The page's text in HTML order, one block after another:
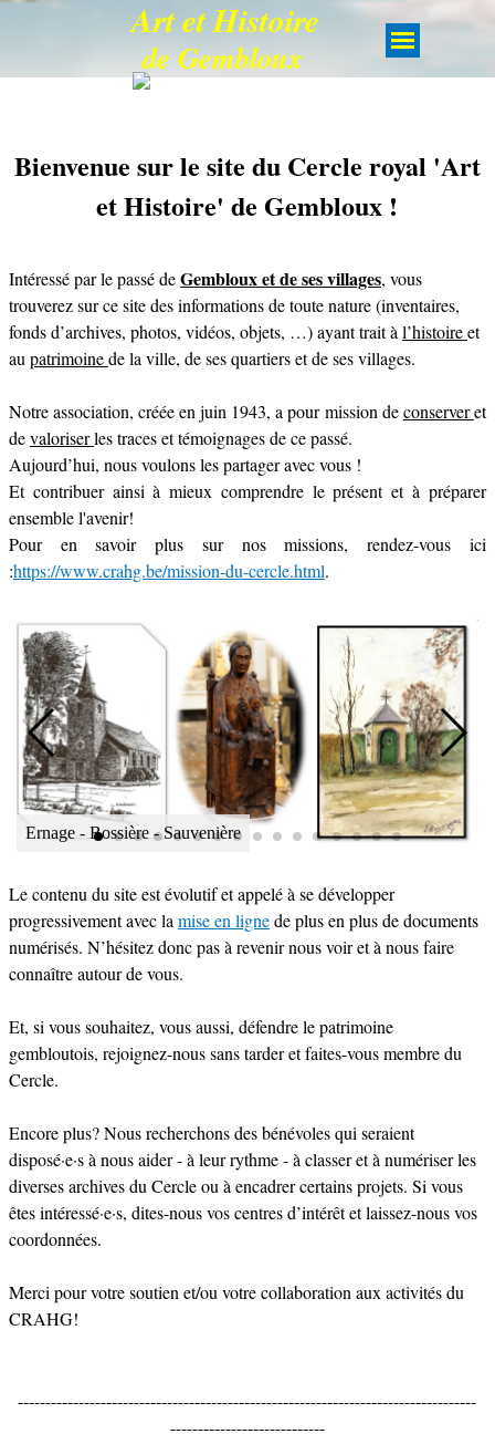
Art et Histoire
de Gembloux
Bienvenue sur le site du Cercle royal 'Art
et Histoire' de Gembloux !
Intéressé par le passé deGembloux et de ses villages, vous
trouverez sur ce site des informations de toute nature (inventaires,
fonds d’archives, photos, vidéos, objets, …) ayant trait à l’histoireet
au patrimoinede la ville, de ses quartiers et de ses villages.
Notre association, créée en juin 1943, a pour mission deconserveret
devaloriserles traces et témoignages de ce passé.
Aujourd’hui, nous voulons les partager avec vous !
Et contribuer ainsi à mieux comprendre le présent et à préparer
ensemble l'avenir!
Pour en savoir plus sur nos missions, rendez-vous ici
:https://www.crahg.be/mission-du-cercle.html.
Gembloux
Ernage - Bossière - Sauvenière
Gembloux
Gembloux
Lonzée
Les Isnes
Gembloux
Gembloux
Gembloux
Grand Leez
Corroy-le-Château
Sauvenière
Gembloux
Gembloux
Gembloux
Grand Leez
Gembloux
Ernage - Bossière - Sauvenière
Le contenu du site est évolutif et appelé à se développer
progressivement avec la mise en lignede plus en plus de documents
numérisés. N’hésitez donc pas à revenir nous voir et à nous faire
connaître autour de vous.
Et, si vous souhaitez, vous aussi, défendre le patrimoine
gembloutois, rejoignez-nous sans tarder et faites-vous membre du
Cercle.
Encore plus? Nous recherchons des bénévoles qui seraient
disposé·e·s à nous aider - à leur rythme - à classer et à numériser les
diverses archives du Cercle ou à encadrer certains projets. Si vous
êtes intéressé·e·s, dites-nous vos centres d’intérêt et laissez-nous vos
coordonnées.
Merci pour votre soutien et/ou votre collaboration aux activités du
CRAHG!
-----------------------------------------------------------------------------------
----------------------------